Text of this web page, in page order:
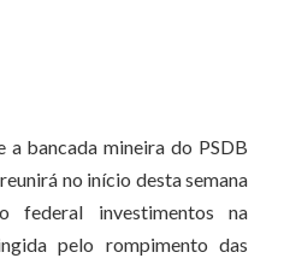
bancada mineira do PSDB
no início desta semana
federal investimentos na
pelo rompimento das